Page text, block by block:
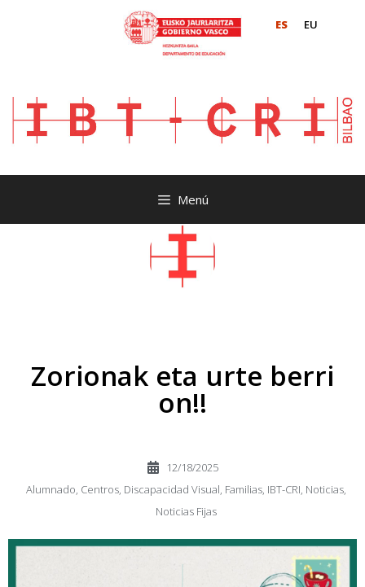
ES EU
Menú
Zorionak eta urte berri
on!!
12/18/2025
Alumnado, Centros, Discapacidad Visual, Familias, IBT-CRI, Noticias,
Noticias Fijas
Reproductor